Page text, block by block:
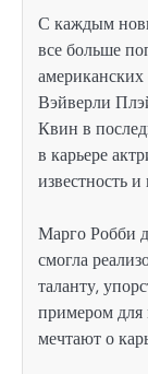
С каждым
все больше
Вэйверли
Квин в
в карьере
известность
Марго Робби
смогла
таланту,
примером для
мечтают о